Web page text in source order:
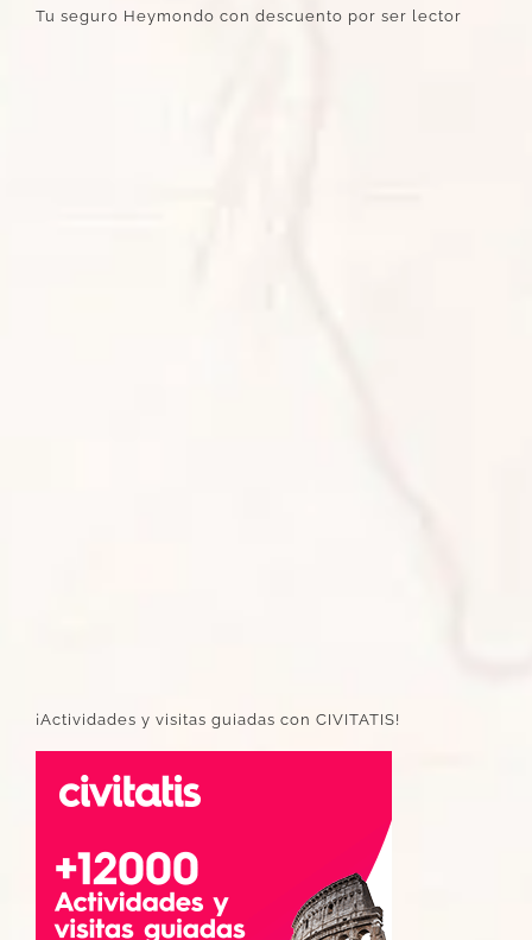
Tu seguro Heymondo con descuento por ser lector
¡Actividades y visitas guiadas con CIVITATIS!